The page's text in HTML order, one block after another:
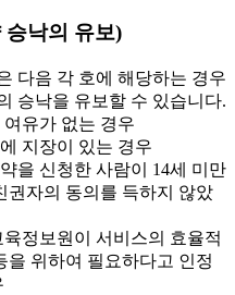
승낙의 유보)
다음 각 호에 해당하는 경우
승낙을 유보할 수 있습니다.
여유가 없는 경우
지장이 있는 경우
을 신청한 사람이 14세 미만
권자의 동의를 득하지 않았
육정보원이 서비스의 효율적
을 위하여 필요하다고 인정